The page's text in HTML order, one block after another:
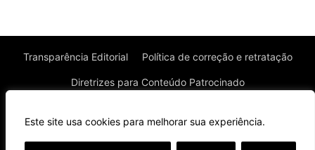
Este site usa cookies para melhorar sua experiência.
Transparência Editorial Política de correção e retratação
Diretrizes para Conteúdo Patrocinado